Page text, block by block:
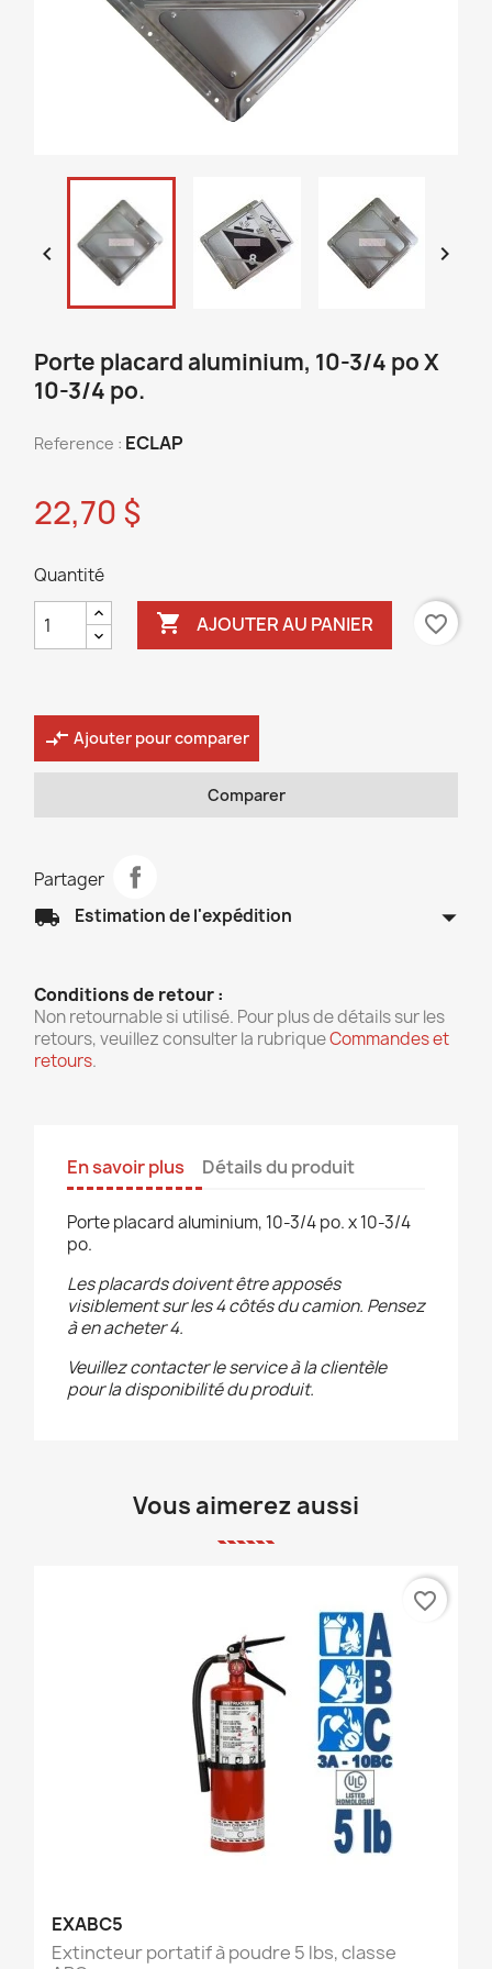
 
Porte placard aluminium, 10-3/4 po X
10-3/4 po.
Reference : ECLAP
22,70 $
Quantité
 AJOUTER AU PANIER favorite_border
compare_arrows Ajouter pour comparer
Comparer
Partager
local_shipping Estimation de l'expédition arrow_drop_down
Conditions de retour :
Non retournable si utilisé. Pour plus de détails sur les
retours, veuillez consulter la rubriqueCommandes et
retours.
En savoir plus Détails du produit
Porte placard aluminium, 10-3/4 po. x 10-3/4
po.
Les placards doivent être apposés
visiblement sur les 4 côtés du camion. Pensez
à en acheter 4.
Veuillez contacter le service à la clientèle
pour la disponibilité du produit.
Vous aimerez aussi
EXABC5
Extincteur portatif à poudre 5 lbs, classe
favorite_border